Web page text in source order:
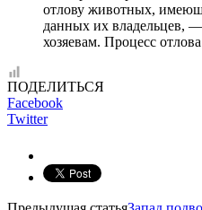
отлову животных,
данных их владельцев,
хозяевам. Процесс
ПОДЕЛИТЬСЯ
Facebook
Twitter